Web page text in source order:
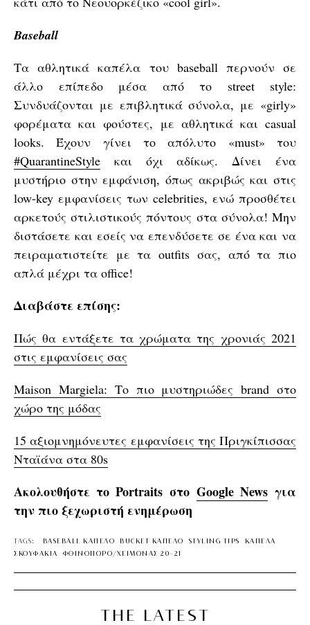
Baseball
Τα αθλητικά καπέλα του baseball περνούν σε
άλλο επίπεδο μέσα από το street style:
Συνδυάζονται με επιβλητικά σύνολα, με «girly»
φορέματα και φούστες, με αθλητικά και casual
looks. Έχουν γίνει το απόλυτο «must» του
#QuarantineStyle και όχι αδίκως. Δίνει ένα
μυστήριο στην εμφάνιση, όπως ακριβώς και στις
low-key εμφανίσεις των celebrities, ενώ προσθέτει
αρκετούς στιλιστικούς πόντους στα σύνολα! Μην
διστάσετε και εσείς να επενδύσετε σε ένα και να
πειραματιστείτε με τα outfits σας, από τα πιο
απλά μέχρι τα office!
Διαβάστε επίσης:
Πώς θα εντάξετε τα χρώματα της χρονιάς 2021
στις εμφανίσεις σας
Maison Margiela: Το πιο μυστηριώδες brand στο
χώρο της μόδας
15 αξιομνημόνευτες εμφανίσεις της Πριγκίπισσας
Νταϊάνα στα 80s
Ακολουθήστε το Portraits στο Google Newsγια
την πιο ξεχωριστή ενημέρωση
TAGS: BASEBALL ΚΑΠΕΛΟ BUCKET ΚΑΠΕΛΟ STYLING TIPS
ΚΑΠΕΛΑ
ΣΚΟΥΦΑΚΙΑ
ΦΘΙΝΟΠΩΡΟ/ΧΕΙΜΩΝΑΣ 20-21
THE LATEST